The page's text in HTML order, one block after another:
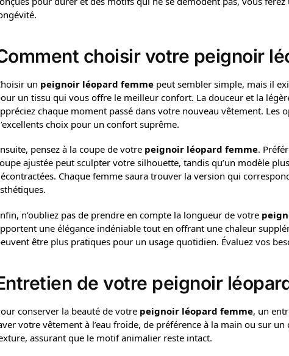
choisir votre peignoir
un peignoir léopard femmepeut sembler simple, mais il
un tissu qui vous offre le meilleur confort. La douceur et la
chaque moment passé dans votre nouveau vêtement. Les
choix pour un confort suprême.
pensez à la coupe de votre peignoir léopard femme.
ajustée peut sculpter votre silhouette, tandis qu’un modèle
Chaque femme saura trouver la version qui
n’oubliez pas de prendre en compte la longueur de votre
une élégance indéniable tout en offrant une chaleur
être plus pratiques pour un usage quotidien. Évaluez vos
de votre peignoir
conserver la beauté de votre peignoir léopard femme, un
votre vêtement à l’eau froide, de préférence à la main ou sur
assurant que le motif animalier reste intact.